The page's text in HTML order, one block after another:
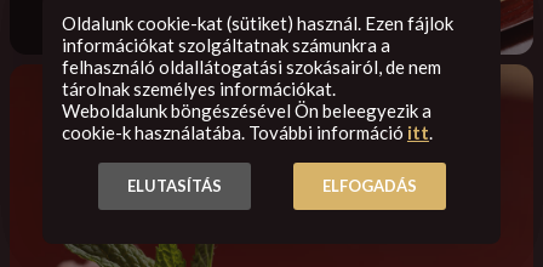
Oldalunk cookie-kat (sütiket) használ. Ezen fájlok
információkat szolgáltatnak számunkra a
felhasználó oldallátogatási szokásairól, de nem
tárolnak személyes információkat.
Weboldalunk böngészésével Ön beleegyezik a
cookie-k használatába. További információ itt
ELUTASÍTÁS ELFOGADÁS